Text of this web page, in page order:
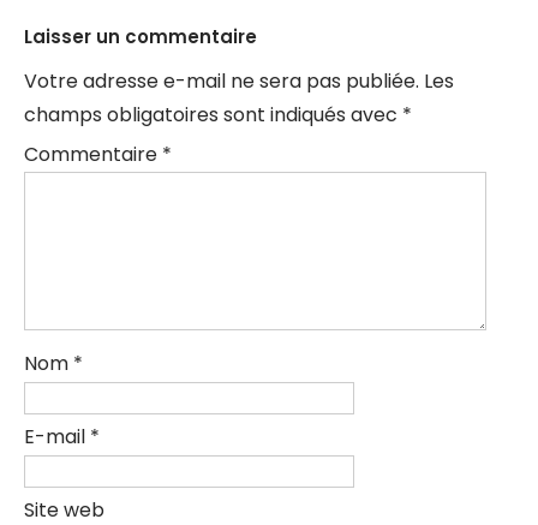
Laisser un commentaire
Votre adresse e-mail ne sera pas publiée. Les
champs obligatoires sont indiqués avec *
Commentaire *
Nom *
E-mail *
Site web